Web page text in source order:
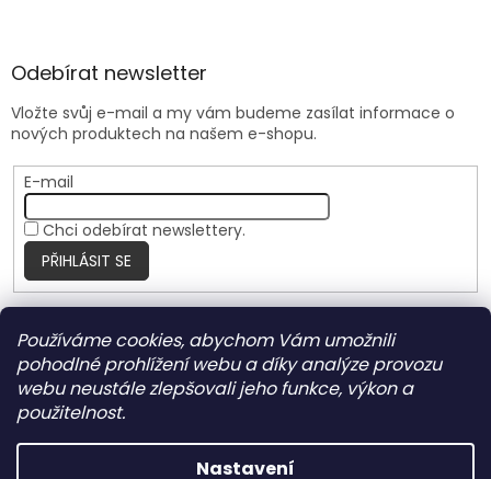
Používáme cookies, abychom Vám umožnili
pohodlné prohlížení webu a díky analýze provozu
webu neustále zlepšovali jeho funkce, výkon a
použitelnost.
Nastavení
Odebírat newsletter
Vložte svůj e-mail a my vám budeme zasílat informace o
nových produktech na našem e-shopu.
E-mail
Chci odebírat newslettery.
PŘIHLÁSIT SE
Nite Ize Czech
Vytvořil Shoptet